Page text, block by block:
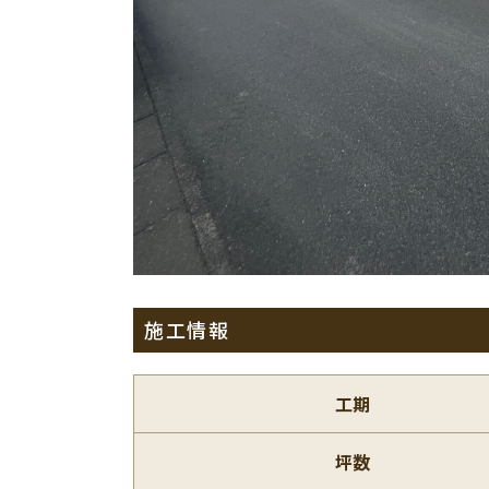
施工情報
工期
坪数